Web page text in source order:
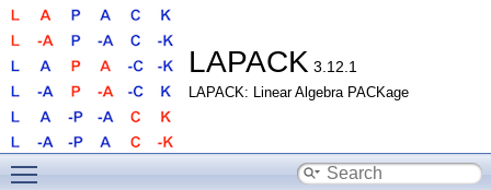
LAPACK 3.12.1
LAPACK: Linear Algebra PACKage